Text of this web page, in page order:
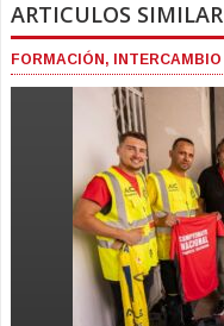
ARTICULOS
FORMACIÓN,